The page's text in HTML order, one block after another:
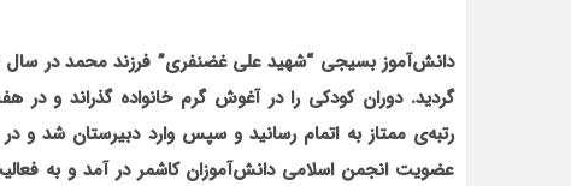
گردید. دوران کودکی را در آغوش گرم خانواده گذراند و در
رتبه‌ی ممتاز به اتمام رسانید و سپس وارد دبیرستان شد
عضویت انجمن اسلامی دانش‌آموزان کاشمر در آمد و به